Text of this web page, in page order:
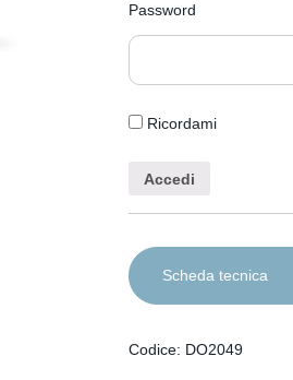
Password
Ricordami
Scheda tecnica
Codice: DO2049